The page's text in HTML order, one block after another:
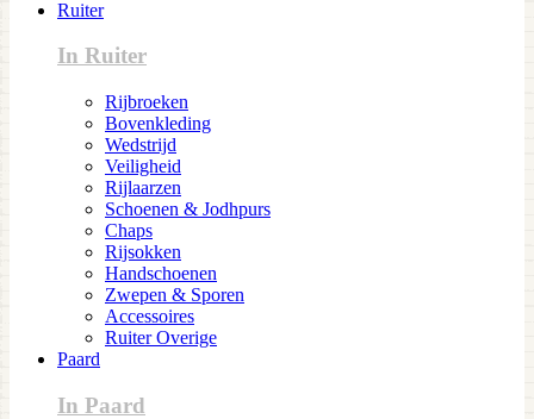
Ruiter
In Ruiter
Rijbroeken
Bovenkleding
Wedstrijd
Veiligheid
Rijlaarzen
Schoenen & Jodhpurs
Chaps
Rijsokken
Handschoenen
Zwepen & Sporen
Accessoires
Ruiter Overige
Paard
In Paard